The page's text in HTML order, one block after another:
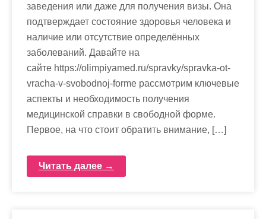
заведения или даже для получения визы. Она
подтверждает состояние здоровья человека и
наличие или отсутствие определённых
заболеваний. Давайте на
сайте https://olimpiyamed.ru/spravky/spravka-ot-
vracha-v-svobodnoj-forme рассмотрим ключевые
аспекты и необходимость получения
медицинской справки в свободной форме.
Первое, на что стоит обратить внимание, […]
Читать далее →